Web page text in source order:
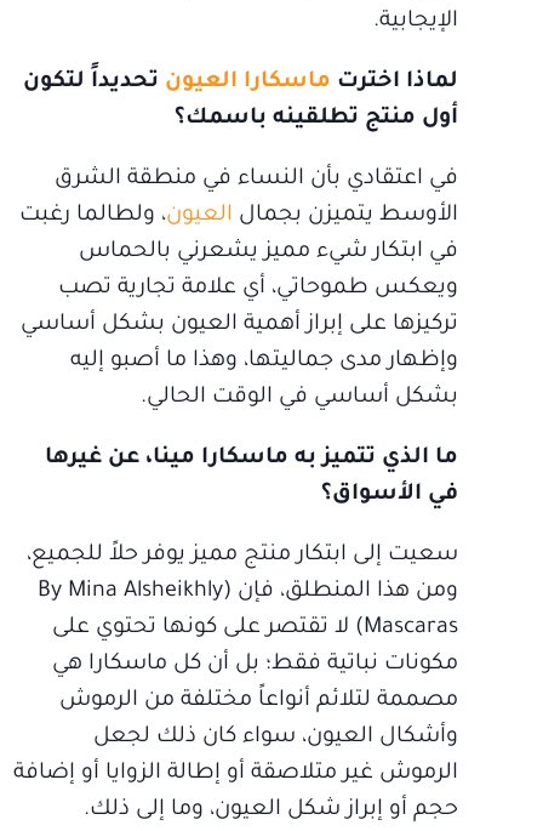
الإيجابية.
لماذا اخترت ماسكارا العيون تحديداً لتكون
أول منتج تطلقينه باسمك؟
في اعتقادي بأن النساء في منطقة الشرق
الأوسط يتميزن بجمال العيون، ولطالما رغبت
في ابتكار شيء مميز يشعرني بالحماس
ويعكس طموحاتي، أي علامة تجارية تصب
تركيزها على إبراز أهمية العيون بشكل أساسي
وإظهار مدى جماليتها، وهذا ما أصبو إليه
بشكل أساسي في الوقت الحالي.
ما الذي تتميز به ماسكارا مينا، عن غيرها
في الأسواق؟
سعيت إلى ابتكار منتج مميز يوفر حلاً للجميع،
ومن هذا المنطلق، فإن (By Mina Alsheikhly
Mascaras) لا تقتصر على كونها تحتوي على
مكونات نباتية فقط؛ بل أن كل ماسكارا هي
مصممة لتلائم أنواعاً مختلفة من الرموش
وأشكال العيون، سواء كان ذلك لجعل
الرموش غير متلاصقة أو إطالة الزوايا أو إضافة
حجم أو إبراز شكل العيون، وما إلى ذلك.